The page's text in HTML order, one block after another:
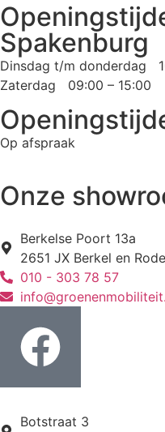
Spakenburg
Dinsdag t/m donderdag
Zaterdag 09:00 – 15:00
Op afspraak
Onze
Berkelse Poort 13a
2651 JX Berkel en
010 - 303 78 57
Botstraat 3